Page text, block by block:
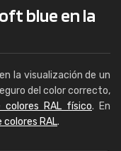
blue en la
la visualización de un
del color correcto,
RAL físico. En
RAL.